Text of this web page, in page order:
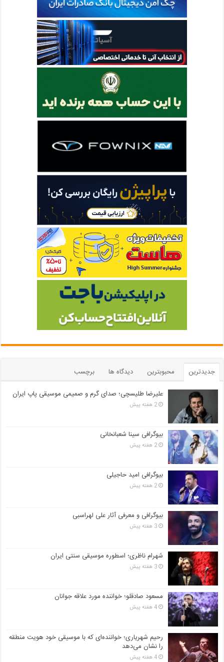
جدیدترین محبوبترین دیدگاه ها
برچسب
علیرضا طلیسچی؛ صدای گرم و صمیمی موسیقی پاپ ایران
2 هفته پیش
بیوگرافی سینا شعبانخانی
2 هفته پیش
بیوگرافی امید حاجیلی
2 هفته پیش
بیوگرافی و معرفی آثار علی لهراسبی
3 هفته پیش
شهرام ناظری؛ اسطوره موسیقی سنتی ایران
3 هفته پیش
مسعود صادقلو؛ خواننده مورد علاقه جوانان
4 هفته پیش
رحیم شهریاری؛ خواننده‌ای که با موسیقی خود هویت منطقه
را نشان می‌دهد
4 هفته پیش